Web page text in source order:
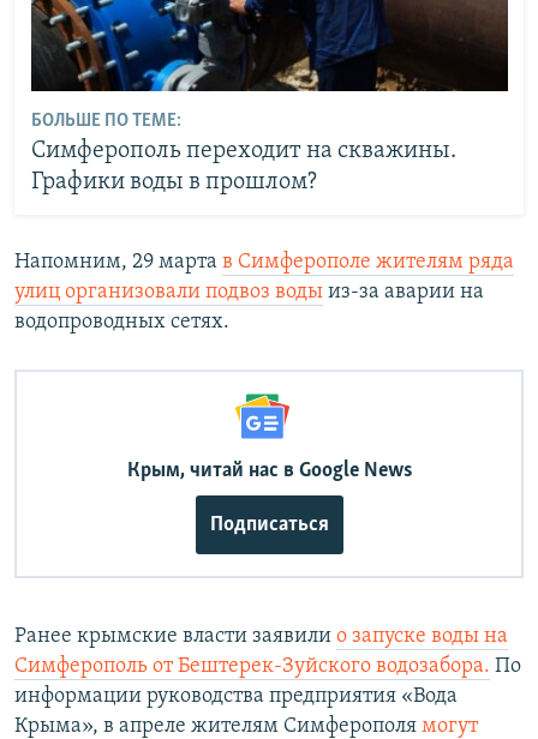
БОЛЬШЕ ПО ТЕМЕ:
Симферополь переходит на скважины.
Графики воды в прошлом?
Напомним, 29 марта в Симферополе жителям ряда
улиц организовали подвоз воды из-за аварии на
водопроводных сетях.
Крым, читай нас в Google News
Подписаться
Ранее крымские власти заявили о запуске воды на
Симферополь от Бештерек-Зуйского водозабора. По
информации руководства предприятия «Вода
Крыма», в апреле жителям Симферополя могут